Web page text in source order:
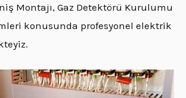
Montajı, Gaz Detektörü Kurulumu
konusunda profesyonel elektrik